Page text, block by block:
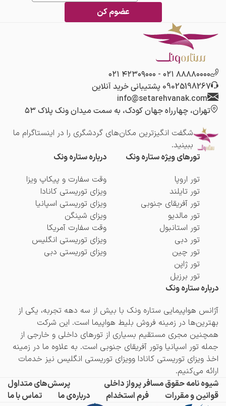
عضوم کن
۸۸۸۸۰۰۰۰ ۰۲۱ - ۴۲۳۰۹۰۰۰ ۰۲۱
09025198267 پشتیبانی خرید آنلاین
info@setarehvanak.com
تهران، چهارراه جهان کودک، به سمت میدان ونک پلاک ۵۳
شگفت انگیز‌ترین مکان‌های گردشگری را در اینستاگرام ما
ببینید.
تورهای ویژه ستاره ونک
تور اروپا
تور تایلند
تور آفریقای جنوبی
تور مالدیو
تور استانبول
تور دبی
تور چین
تور ژاپن
تور برزیل
درباره ستاره ونک
وقت سفارت و پیکاپ ویزا
ویزای توریستی کانادا
ویزای توریستی اسپانیا
ویزای شینگن
وقت سفارت آمریکا
ویزای توریستی انگلیس
ویزای توریستی دبی
درباره ستاره ونک
آژانس هواپیمایی ستاره ونک با بیش از سه دهه تجربه، یکی از
بهترین‌ها در زمینه فروش بلیط هواپیما است. این شرکت
همچنین مجری مستقیم بسیاری از تورهای داخلی و خارجی از
جمله تور اسپانیا وتور آفریقای جنوبی است. به علاوه ما در زمینه
اخذ ویزای توریستی کانادا وویزای توریستی انگلیس نیز خدمات
ارائه می‌کنیم.
شیوه نامه حقوق مسافر پرواز داخلی
پرسش‌های متداول
قوانین و مقررات
فرم استخدام درباره‌ی ما تماس با ما